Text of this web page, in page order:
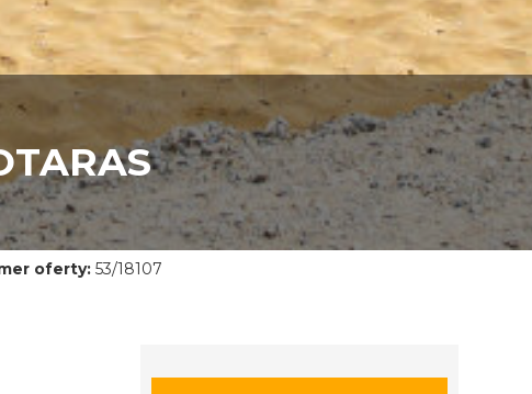
oferty: 53/18107